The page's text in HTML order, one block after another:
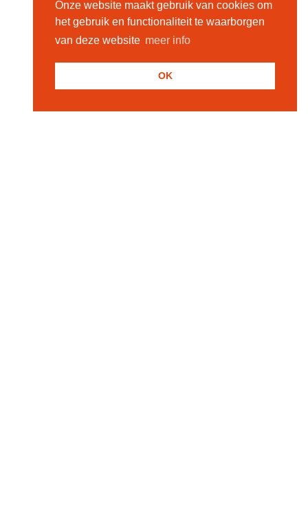
Onze website maakt gebruik van cookies om
het gebruik en functionaliteit te waarborgen
van deze website meer info
OK